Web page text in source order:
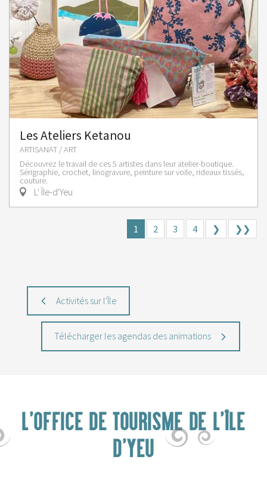
Les Ateliers Ketanou
ARTISANAT / ART
Découvrez le travail de ces 5 artistes dans leur atelier-boutique.
Sérigraphie, crochet, linogravure, peinture sur voile, rideaux tissés,
couture.
L' Île-d'Yeu
1 2 3 4 ❯ ❯❯
Activités sur l'Île
Télécharger les agendas des animations
L'OFFICE DE TOURISME DE L'ÎLE
D'YEU